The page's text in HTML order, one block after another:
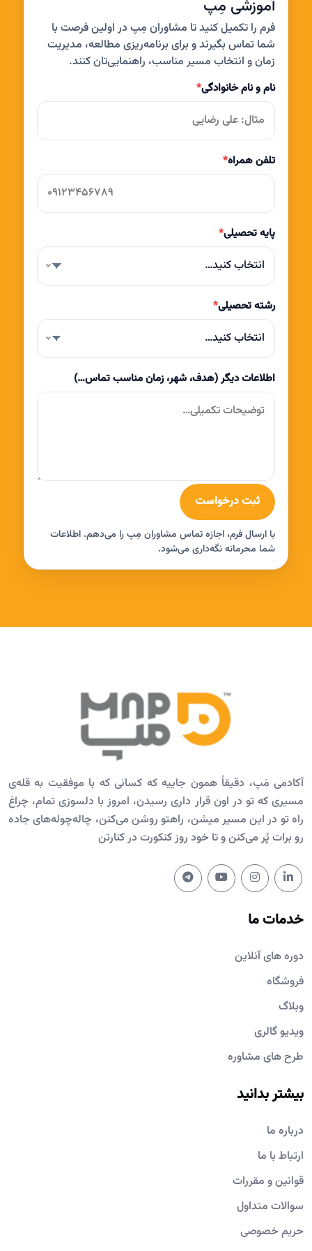
آموزشی مِپ
فرم را تکمیل کنید تا مشاوران مِپ در اولین فرصت با
شما تماس بگیرند و برای برنامه‌ریزی مطالعه، مدیریت
زمان و انتخاب مسیر مناسب، راهنمایی‌تان کنند.
نام و نام خانوادگی*
تلفن همراه*
پایه تحصیلی*
انتخاب کنید…
رشته تحصیلی*
انتخاب کنید…
اطلاعات دیگر (هدف، شهر، زمان مناسب تماس…)
ثبت درخواست
با ارسال فرم، اجازه تماس مشاوران مِپ را می‌دهم. اطلاعات
شما محرمانه نگه‌داری می‌شود.
آکادمی مَپ، دقیقاً همون جاییه که کسانی که با موفقیت به قله‌ی
مسیری که تو در اون قرار داری رسیدن، امروز با دلسوزی تمام، چراغ
راه تو در این مسیر میشن، راهتو روشن می‌کنن، چاله‌چوله‌های جاده
رو برات پُر می‌کنن و تا خود روز کنکورت در کنارتن
خدمات ما
دوره های آنلاین
فروشگاه
وبلاگ
ویدیو گالری
طرح های مشاوره
بیشتر بدانید
درباره ما
ارتباط با ما
قوانین و مقررات
سوالات متداول
حریم خصوصی